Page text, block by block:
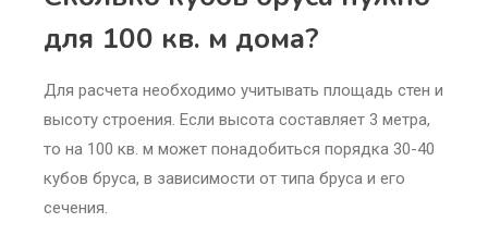
для 100 кв. м дома?
Для расчета необходимо учитывать площадь стен и
высоту строения. Если высота составляет 3 метра,
то на 100 кв. м может понадобиться порядка 30-40
кубов бруса, в зависимости от типа бруса и его
сечения.